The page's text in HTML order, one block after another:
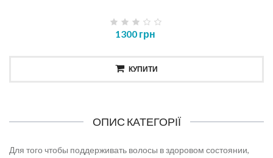
1300 грн
КУПИТИ
ОПИС КАТЕГОРІЇ
Для того чтобы поддерживать волосы в здоровом состоянии,